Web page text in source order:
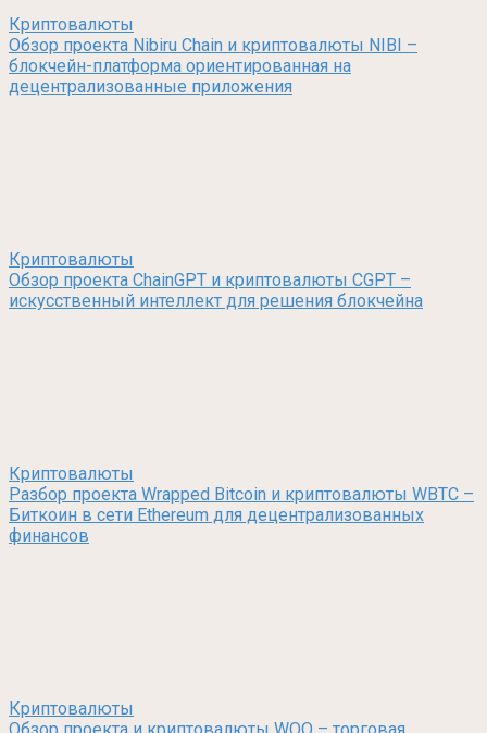
Криптовалюты
Обзор проекта Nibiru Chain и криптовалюты NIBI –
блокчейн-платформа ориентированная на
децентрализованные приложения
Криптовалюты
Обзор проекта ChainGPT и криптовалюты CGPT –
искусственный интеллект для решения блокчейна
Криптовалюты
Разбор проекта Wrapped Bitcoin и криптовалюты WBTC –
Биткоин в сети Ethereum для децентрализованных
финансов
Криптовалюты